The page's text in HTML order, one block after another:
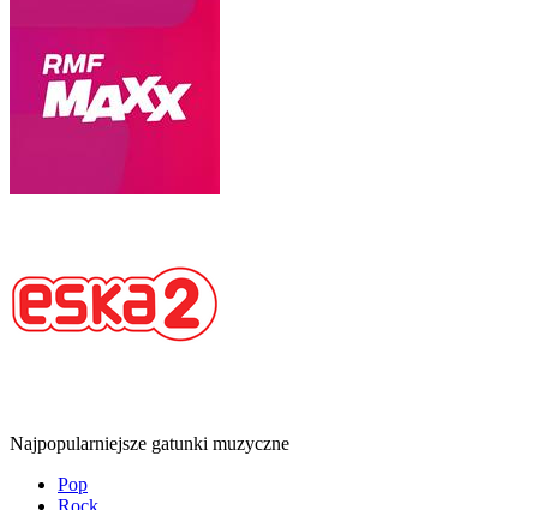
Najpopularniejsze gatunki muzyczne
Pop